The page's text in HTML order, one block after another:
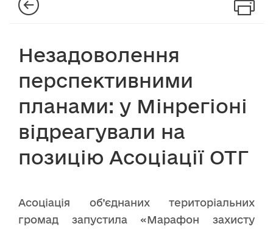
Незадоволення
перспективними
планами: у Мінрегіоні
відреагували на
позицію Асоціації ОТГ
Асоціація об’єднаних територіальних
громад запустила «Марафон захисту